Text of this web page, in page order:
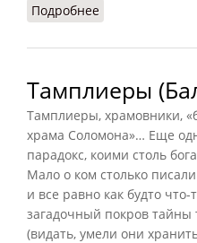
Подробнее
Тамплиеры
Тамплиеры, храмовники,
храма Соломона»… Еще
парадокс, коими столь
Мало о ком столько
и все равно как будто
загадочный покров тайны
(видать, умели они